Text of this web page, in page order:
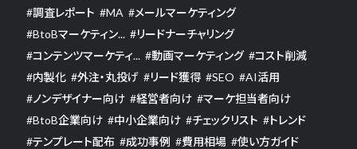
#調査レポート #MA #メールマーケティング
#BtoBマーケティン... #リードナーチャリング
#コンテンツマーケティ... #動画マーケティング #コスト削減
#内製化 #外注・丸投げ #リード獲得 #SEO #AI活用
#ノンデザイナー向け #経営者向け #マーケ担当者向け
#BtoB企業向け #中小企業向け #チェックリスト #トレンド
#テンプレート配布 #成功事例 #費用相場 #使い方ガイド